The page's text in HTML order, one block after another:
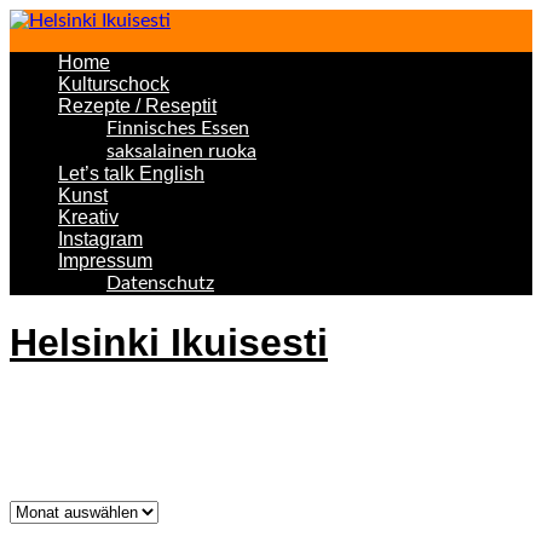
Home
Kulturschock
Rezepte / Reseptit
Finnisches Essen
saksalainen ruoka
Let’s talk English
Kunst
Kreativ
Instagram
Impressum
Datenschutz
Helsinki Ikuisesti
Was